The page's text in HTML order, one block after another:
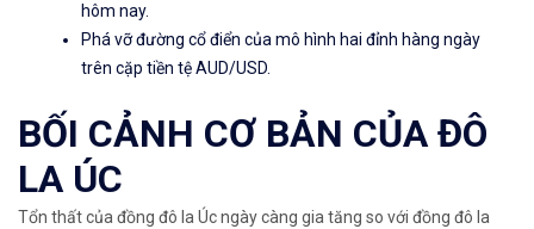
hôm nay.
Phá vỡ đường cổ điển của mô hình hai đỉnh hàng ngày
trên cặp tiền tệ AUD/USD.
BỐI CẢNH CƠ BẢN CỦA ĐÔ
LA ÚC
Tổn thất của đồng đô la Úc ngày càng gia tăng so với đồng đô la